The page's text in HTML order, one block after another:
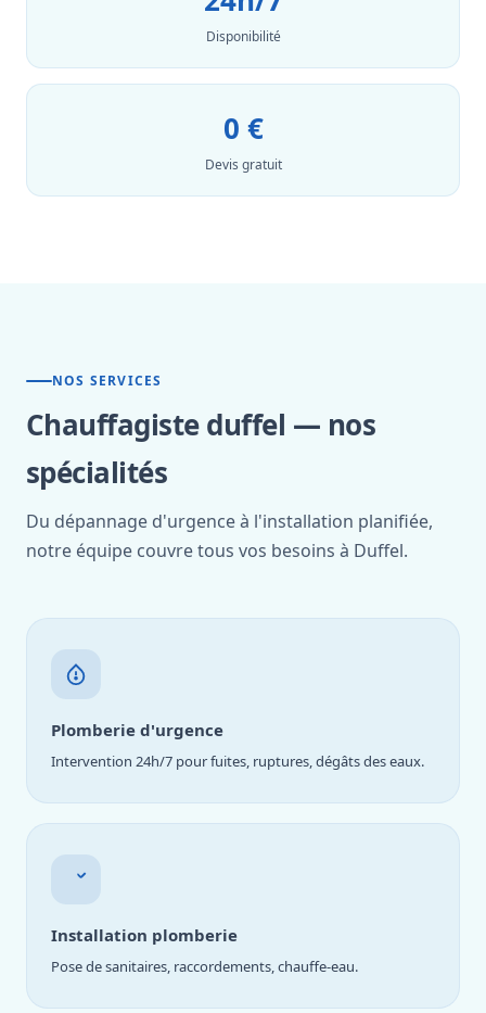
Disponibilité
0 €
Devis gratuit
NOS SERVICES
Chauffagiste duffel — nos
spécialités
Du dépannage d'urgence à l'installation planifiée,
notre équipe couvre tous vos besoins à Duffel.
Plomberie d'urgence
Intervention 24h/7 pour fuites, ruptures, dégâts des eaux.
Installation plomberie
Pose de sanitaires, raccordements, chauffe-eau.